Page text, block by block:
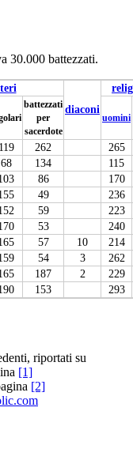
30.000 battezzati.
diaconi
battezzati
per
sacerdote
uomini
119 262
265
68 134
115
86
170
49
236
59
223
53
240
57 10
214
54 3
262
187 2
229
153 293
riportati su
[1]
[2]